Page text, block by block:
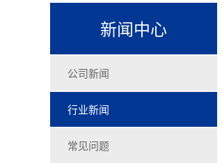
新闻中心
公司新闻
行业新闻
常见问题